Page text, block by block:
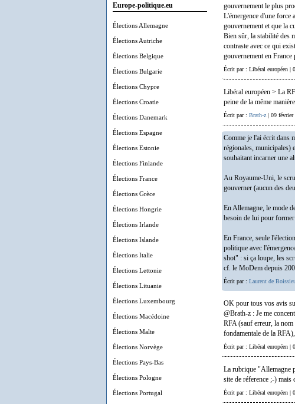
Europe-politique.eu
Élections Allemagne
Élections Autriche
Élections Belgique
Élections Bulgarie
Élections Chypre
Élections Croatie
Élections Danemark
Élections Espagne
Élections Estonie
Élections Finlande
Élections France
Élections Grèce
Élections Hongrie
Élections Irlande
Élections Islande
Élections Italie
Élections Lettonie
Élections Lituanie
Élections Luxembourg
Élections Macédoine
Élections Malte
Élections Norvège
Élections Pays-Bas
Élections Pologne
Élections Portugal
gouvernement le plus
L'émergence d'une force
gouvernement et que la
Bien sûr, la stabilité des
contraste avec ce qui
gouvernement en France
Écrit par : Libéral européen |
Libéral européen > La
peine de la même
Écrit par : Brath-z | 09 février
Comme je l'ai écrit dans
régionales, municipales)
souhaitant incarner une
Au Royaume-Uni, le
gouverner (aucun des
En Allemagne, le mode
besoin de lui pour former
En France, seule
politique avec
shot" : si ça loupe, les
cf. le MoDem depuis
Écrit par : Laurent de
OK pour tous vos avis
@Brath-z : Je me
RFA (sauf erreur, la
fondamentale de la
Écrit par : Libéral européen |
La rubrique "Allemagne
site de réference ;-) mais
Écrit par : Libéral européen |